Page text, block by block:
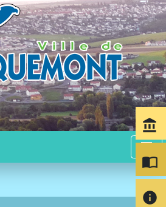
menu
account_balance
import_contacts
info